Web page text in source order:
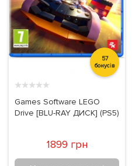
Настільні ігри
57
бонусів
★★★★★
Games Software LEGO
Drive [BLU-RAY ДИСК] (PS5)
1899 грн